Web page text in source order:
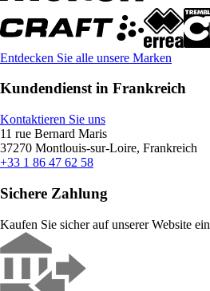
Entdecken Sie alle unsere Marken
Kundendienst in Frankreich
Kontaktieren Sie uns
11 rue Bernard Maris
37270 Montlouis-sur-Loire, Frankreich
+33 1 86 47 62 58
Sichere Zahlung
Kaufen Sie sicher auf unserer Website ein